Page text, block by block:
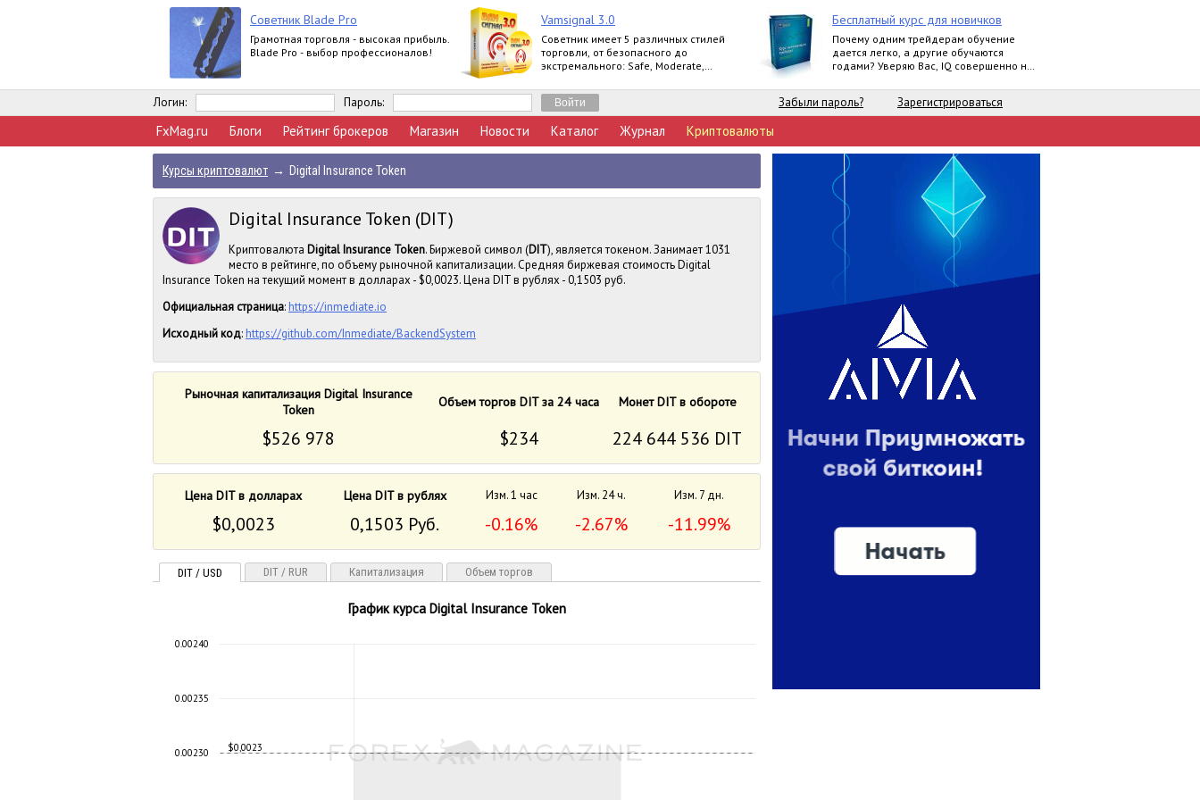
Советник Blade Pro
Грамотная торговля - высокая прибыль.
Blade Pro - выбор профессионалов!
Vamsignal 3.0
Советник имеет 5 различных стилей
торговли, от безопасного до
экстремального: Safe, Moderate,
Бесплатный курс для новичков
Почему одним трейдерам обучение
дается легко, а другие обучаются
годами? Уверяю Вас, IQ совершенно не
Логин: Пароль: Забыли пароль? Зарегистрироваться
FxMag.ru Блоги Рейтинг брокеров Магазин Новости Каталог Журнал Криптовалюты
Курсы криптовалют → Digital Insurance Token
Digital Insurance Token (DIT)
Криптовалюта Digital Insurance Token. Биржевой символ (DIT), является токеном. Занимает 1031
место в рейтинге, по объему рыночной капитализации. Средняя биржевая стоимость Digital
Insurance Token на текущий момент в долларах - $0,0023. Цена DIT в рублях - 0,1503 руб.
Официальная страница: https://inmediate.io
Исходный код: https://github.com/Inmediate/BackendSystem
Рыночная капитализация Digital Insurance
Token
Объем торгов DIT за 24 часа Монет DIT в обороте
$526 978 $234 224 644 536 DIT
Цена DIT в долларах Цена DIT в рублях Изм. 1 час Изм. 24 ч. Изм. 7 дн.
$0,0023 0,1503 Руб. -0.16% -2.67% -11.99%
DIT / USD DIT / RUR Капитализация Объем торгов
График курса Digital Insurance Token
$0,0023
0.00230
0.00235
0.00240